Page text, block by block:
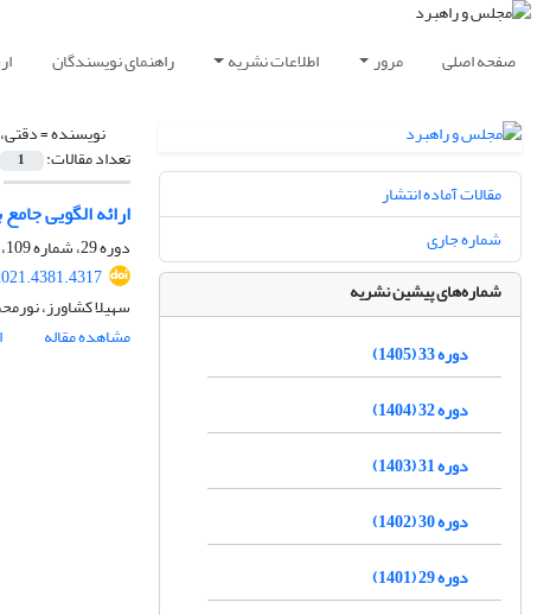
صفحه اصلی مرور اطلاعات نشریه راهنمای نویسندگان
نویسنده =
تعداد مقالات: 1
ارائه الگویی
دوره 29، شماره 109، بهار 1401، صفحه
سهیلا کشاورز،
مشاهده مقاله
مقالات آماده انتشار
شماره جاری
شماره‌های پیشین نشریه
دوره 33 (1405)
دوره 32 (1404)
دوره 31 (1403)
دوره 30 (1402)
دوره 29 (1401)